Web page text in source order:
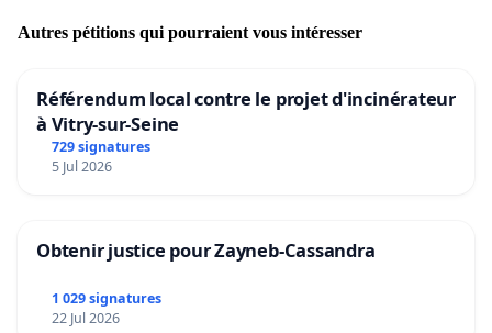
Autres pétitions qui pourraient vous intéresser
Référendum local contre le projet d'incinérateur
à Vitry-sur-Seine
729 signatures
5 Jul 2026
Obtenir justice pour Zayneb-Cassandra
1 029 signatures
22 Jul 2026